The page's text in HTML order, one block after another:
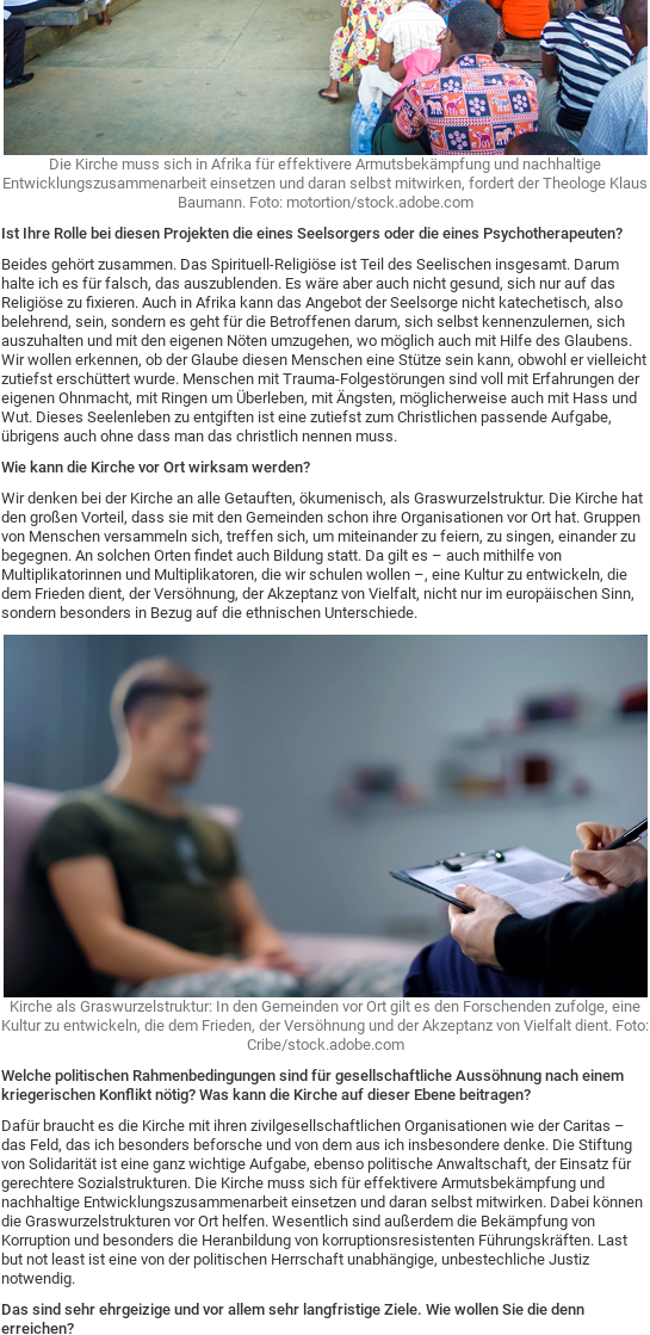
Die Kirche muss sich in Afrika für effektivere Armutsbekämpfung und nachhaltige
Entwicklungszusammenarbeit einsetzen und daran selbst mitwirken, fordert der Theologe Klaus
Baumann. Foto: motortion/stock.adobe.com
Ist Ihre Rolle bei diesen Projekten die eines Seelsorgers oder die eines Psychotherapeuten?
Beides gehört zusammen. Das Spirituell-Religiöse ist Teil des Seelischen insgesamt. Darum
halte ich es für falsch, das auszublenden. Es wäre aber auch nicht gesund, sich nur auf das
Religiöse zu fixieren. Auch in Afrika kann das Angebot der Seelsorge nicht katechetisch, also
belehrend, sein, sondern es geht für die Betroffenen darum, sich selbst kennenzulernen, sich
auszuhalten und mit den eigenen Nöten umzugehen, wo möglich auch mit Hilfe des Glaubens.
Wir wollen erkennen, ob der Glaube diesen Menschen eine Stütze sein kann, obwohl er vielleicht
zutiefst erschüttert wurde. Menschen mit Trauma-Folgestörungen sind voll mit Erfahrungen der
eigenen Ohnmacht, mit Ringen um Überleben, mit Ängsten, möglicherweise auch mit Hass und
Wut. Dieses Seelenleben zu entgiften ist eine zutiefst zum Christlichen passende Aufgabe,
übrigens auch ohne dass man das christlich nennen muss.
Wie kann die Kirche vor Ort wirksam werden?
Wir denken bei der Kirche an alle Getauften, ökumenisch, als Graswurzelstruktur. Die Kirche hat
den großen Vorteil, dass sie mit den Gemeinden schon ihre Organisationen vor Ort hat. Gruppen
von Menschen versammeln sich, treffen sich, um miteinander zu feiern, zu singen, einander zu
begegnen. An solchen Orten findet auch Bildung statt. Da gilt es – auch mithilfe von
Multiplikatorinnen und Multiplikatoren, die wir schulen wollen –, eine Kultur zu entwickeln, die
dem Frieden dient, der Versöhnung, der Akzeptanz von Vielfalt, nicht nur im europäischen Sinn,
sondern besonders in Bezug auf die ethnischen Unterschiede.
Kirche als Graswurzelstruktur: In den Gemeinden vor Ort gilt es den Forschenden zufolge, eine
Kultur zu entwickeln, die dem Frieden, der Versöhnung und der Akzeptanz von Vielfalt dient. Foto:
Cribe/stock.adobe.com
Welche politischen Rahmenbedingungen sind für gesellschaftliche Aussöhnung nach einem
kriegerischen Konflikt nötig? Was kann die Kirche auf dieser Ebene beitragen?
Dafür braucht es die Kirche mit ihren zivilgesellschaftlichen Organisationen wie der Caritas –
das Feld, das ich besonders beforsche und von dem aus ich insbesondere denke. Die Stiftung
von Solidarität ist eine ganz wichtige Aufgabe, ebenso politische Anwaltschaft, der Einsatz für
gerechtere Sozialstrukturen. Die Kirche muss sich für effektivere Armutsbekämpfung und
nachhaltige Entwicklungszusammenarbeit einsetzen und daran selbst mitwirken. Dabei können
die Graswurzelstrukturen vor Ort helfen. Wesentlich sind außerdem die Bekämpfung von
Korruption und besonders die Heranbildung von korruptionsresistenten Führungskräften. Last
but not least ist eine von der politischen Herrschaft unabhängige, unbestechliche Justiz
notwendig.
Das sind sehr ehrgeizige und vor allem sehr langfristige Ziele. Wie wollen Sie die denn
erreichen?